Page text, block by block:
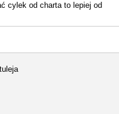
cylek od charta to lepiej od